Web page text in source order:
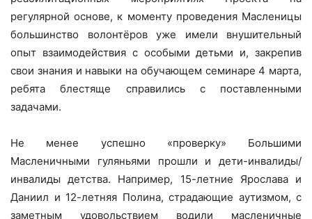
регулярной основе, к моменту проведения Масленицы
большинство волонтёров уже имели внушительный
опыт взаимодействия с особыми детьми и, закрепив
свои знания и навыки на обучающем семинаре 4 марта,
ребята блестяще справились с поставленными
задачами.
Не менее успешно «проверку» Большими
Масленичными гуляньями прошли и дети-инвалиды/
инвалиды детства. Например, 15-летние Ярослава и
Даниил и 12-летняя Полина, страдающие аутизмом, с
заметным удовольствием водили масленичные